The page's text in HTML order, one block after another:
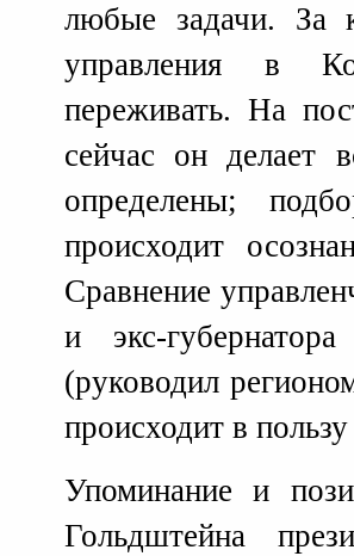
любые задачи. За
управления в
переживать. На
сейчас он делает
определены;
происходит
Сравнение
и экс-
(руководил
происходит в
Упоминание и
Гольдштейна